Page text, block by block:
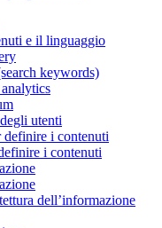
e il linguaggio
keywords)
utenti
definire i contenuti
i contenuti
dell’informazione